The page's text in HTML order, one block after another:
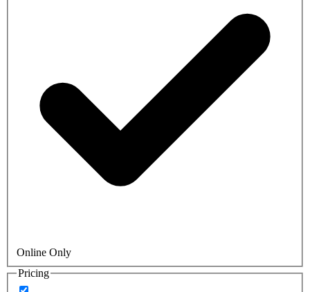
Online Only
Pricing